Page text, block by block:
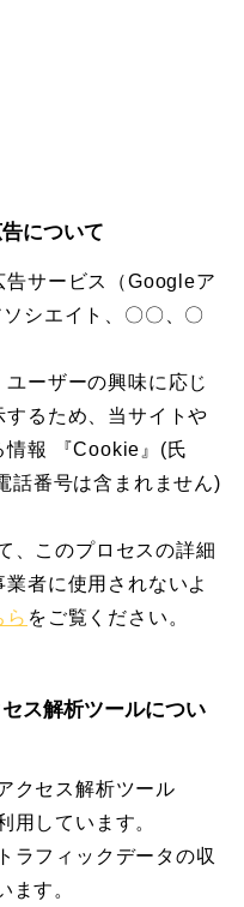
について
告サービス（Googleア
シエイト、〇〇、〇
ーザーの興味に応じ
るため、当サイトや
情報 『Cookie』(氏
話番号は含まれません)
、このプロセスの詳細
者に使用されないよ
ら をご覧ください。
ス解析ツールについ
クセス解析ツール
用しています。
ラフィックデータの収
ます。